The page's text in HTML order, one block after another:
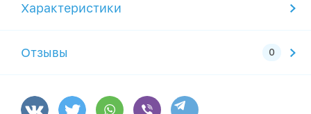
Характеристики
Отзывы